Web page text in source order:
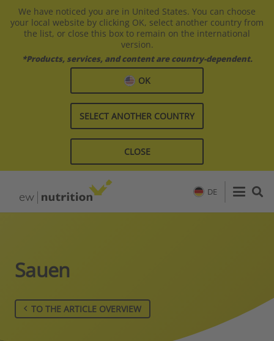
We have noticed you are in United States. You can choose
your local website by clicking OK, select another country from
the list, or close this box to remain on the international
version.
*Products, services, and content are country-dependent.
OK
SELECT ANOTHER COUNTRY
CLOSE
DE
Sauen
TO THE ARTICLE OVERVIEW